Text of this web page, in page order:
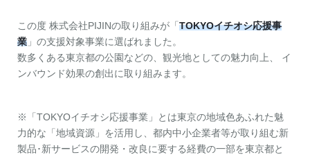
資料ダウンロード
アップデート情報
ブログ
マニュアル
Q&A
お問い合わせ
English
この度 株式会社PIJINの取り組みが「 TOKYOイチオシ応援事
業 」の支援対象事業に選ばれました。
数多くある東京都の公園などの、観光地としての魅力向上、 イ
ンバウンド効果の創出に取り組みます。
※「TOKYOイチオシ応援事業」とは東京の地域色あふれた魅
力的な「地域資源」を活用し、都内中小企業者等が取り組む新
製品･新サービスの開発・改良に要する経費の一部を東京都と